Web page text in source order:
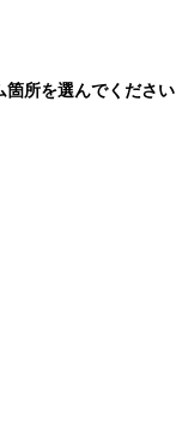
箇所を選んでください